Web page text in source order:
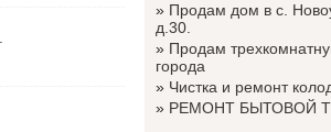
» Продам дом в с.
д.30.
» Продам
города
» Чистка и ремонт
» РЕМОНТ БЫТОВОЙ